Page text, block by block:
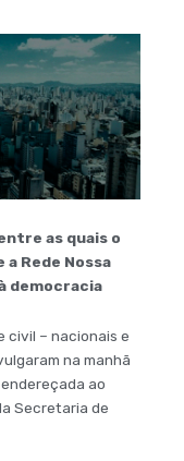
as quais o
Rede Nossa
democracia
civil – nacionais e
na manhã
ao
Secretaria de